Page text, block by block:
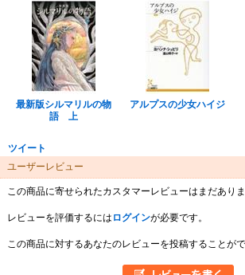
最新版シルマリルの物
語 上
アルプスの少女ハイジ
ツイート
ユーザーレビュー
この商品に寄せられたカスタマーレビューはまだありま
レビューを評価するには ログインが必要です。
この商品に対するあなたのレビューを投稿することがで